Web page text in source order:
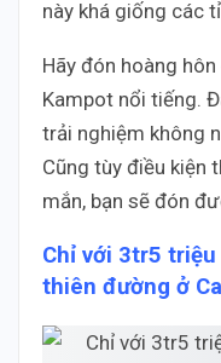
này khá giống các
Hãy đón hoàng
Kampot nổi tiếng.
trải nghiệm không
Cũng tùy điều kiện
mắn, bạn sẽ đón
Chỉ với 3tr5
thiên đường ở